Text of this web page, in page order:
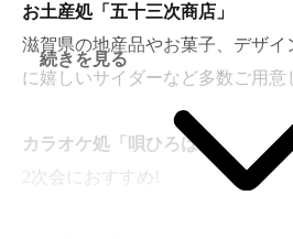
お土産処「五十三次商店」
滋賀県の地産品やお菓子、デザイ
に嬉しいサイダーなど多数ご用意
カラオケ処「唄ひろば」
2次会におすすめ!
続きを見る